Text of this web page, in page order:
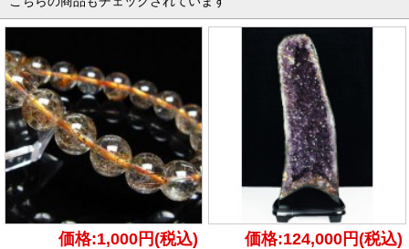
価格:1,000円(税込) 価格:124,000円(税込)